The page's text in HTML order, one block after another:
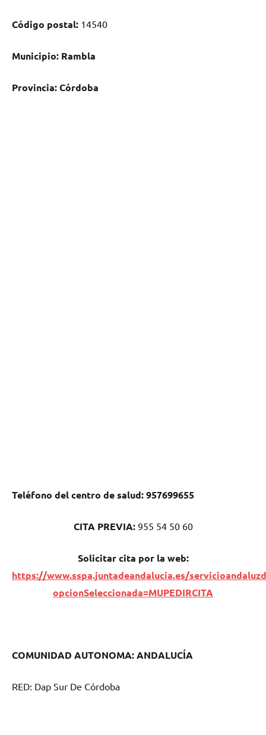
Código postal: 14540
Municipio: Rambla
Provincia:Córdoba
Teléfono del centro dе salud:957699655
CITA PREVIA: 955 54 50 60
Solicitar cita pοr la web:
https://www.sspa.juntadeandalucia.es/
opcionSeleccionada=MUPEDIRCITA
COMUNIDAD AUTONOMA: ANDALUCÍA
RED: Dap Sur De Córdoba